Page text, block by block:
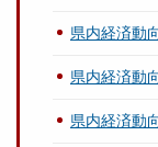
県内経済動
県内経済動
県内経済動